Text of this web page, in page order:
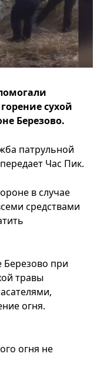
сухой
Березово.
патрульной
Час Пик.
в случае
средствами
Березово при
травы
огня.
огня не